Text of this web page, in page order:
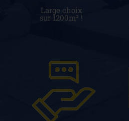
Large choix
sur 1200m² !